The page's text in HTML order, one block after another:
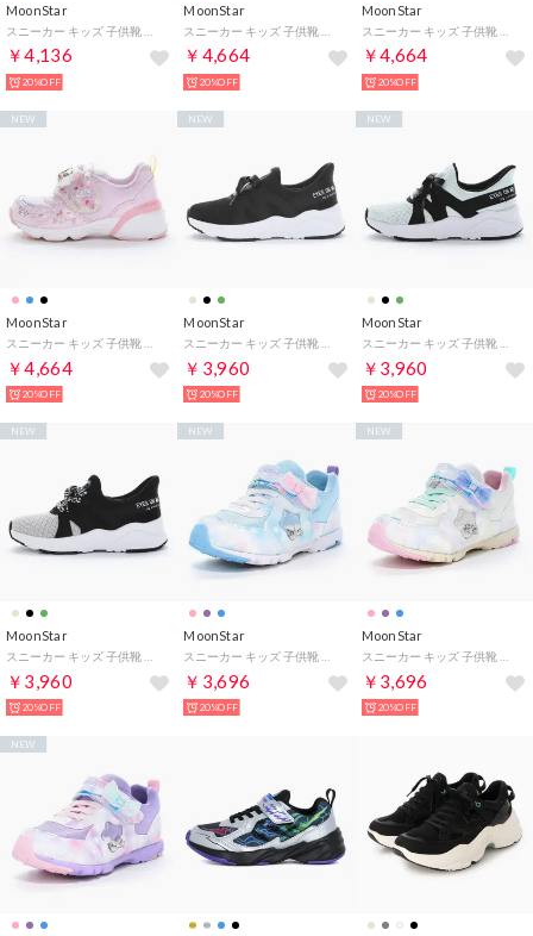
MoonStar
￥4,136
20%OFF
MoonStar
￥4,664
20%OFF
MoonStar
￥4,664
20%OFF
MoonStar
スニーカー キッズ 子供靴 ディズニー DN C1380LE moonstar DISNEY 光る靴 （ピンク）
￥4,664
NEW
20%OFF
MoonStar
スニーカー キッズ 子供靴 ニーモ NM J158 moonstar NI-MO （ブラック）
￥3,960
NEW
20%OFF
MoonStar
スニーカー キッズ 子供靴 ニーモ NM J158 moonstar NI-MO （グリーン）
￥3,960
NEW
20%OFF
MoonStar
￥3,960
NEW
20%OFF
MoonStar
￥3,696
NEW
20%OFF
MoonStar
￥3,696
NEW
20%OFF
NEW